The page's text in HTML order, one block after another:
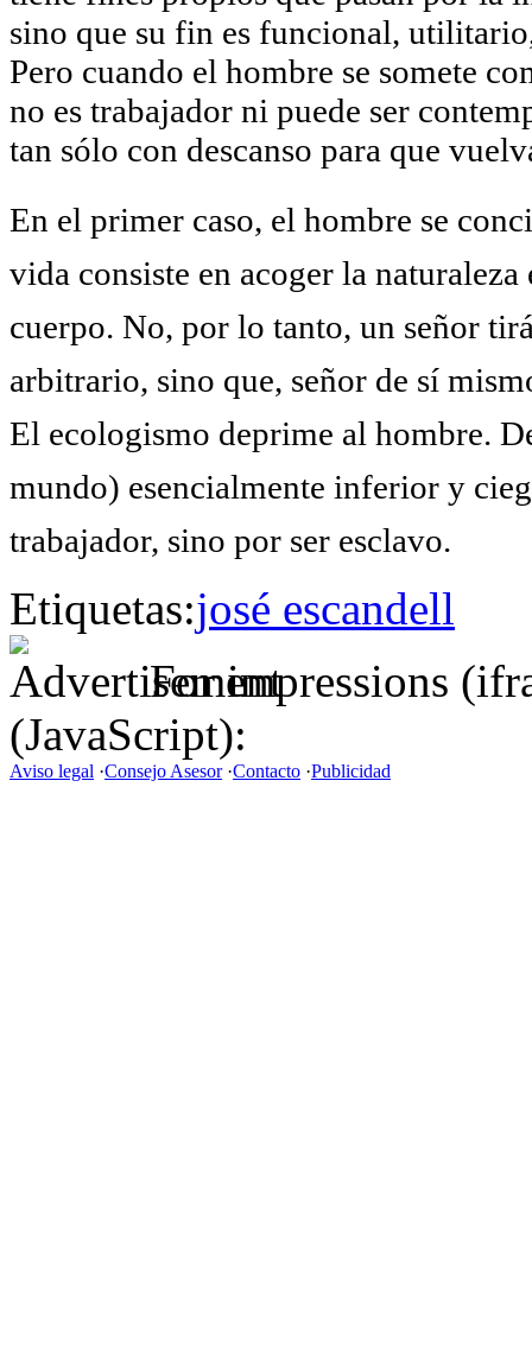
sino que su fin es funcional,
Pero cuando el hombre se somete
no es trabajador ni puede ser
tan sólo con descanso para que
En el primer caso, el hombre se
vida consiste en acoger la
cuerpo. No, por lo tanto, un señor
arbitrario, sino que, señor de sí
El ecologismo deprime al hombre.
mundo) esencialmente inferior y
trabajador, sino por ser esclavo.
Etiquetas:josé escandell
For impressions
(JavaScript):
Aviso legal ·Consejo Asesor·Contacto ·Publicidad